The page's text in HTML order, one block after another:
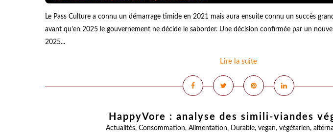
Le Pass Culture a connu un démarrage timide en 2021 mais aura ensuite connu un succès
avant qu'en 2025 le gouvernement ne décide le saborder. Une décision confirmée par un
2025...
Lire la suite
HappyVore : analyse des simili-viandes
Actualités, Consommation, Alimentation, Durable, vegan, végétarien,